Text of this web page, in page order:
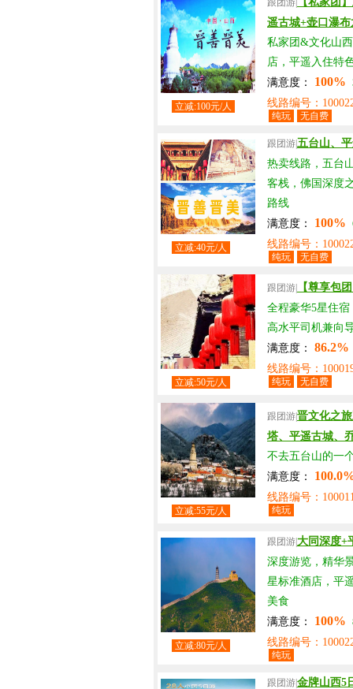
立减:100元/人
跟团游|
遥古城+壶口瀑
私家团&文化山
店，平遥入住特
满意度：
100%
线路编号：
纯玩 无自费
立减:40元/人
跟团游|五台山、
热卖线路，五台
客栈，佛国深度
路线
满意度：
100%
线路编号：
纯玩 无自费
立减:50元/人
跟团游|
【尊享包
全程豪华5星住
高水平司机兼向
满意度：
86.2%
线路编号：
纯玩 无自费
立减:55元/人
跟团游|晋文化之
塔、平遥古城、
不去五台山的一
满意度：
线路编号：
纯玩
立减:80元/人
跟团游|大同深度+
深度游览，精华
星标准酒店，平
美食
满意度：
100%
线路编号：
纯玩
跟团游|金牌山西5